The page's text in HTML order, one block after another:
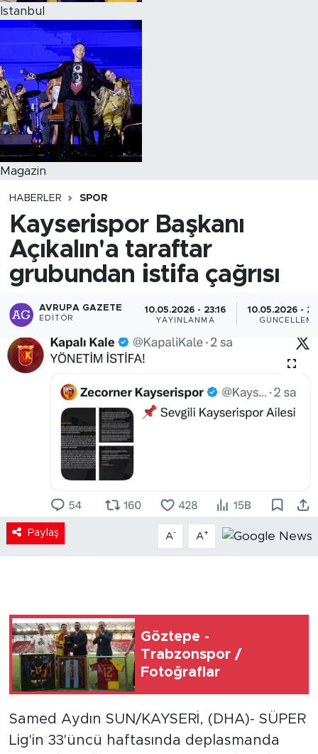
Istanbul
Magazin
HABERLER SPOR
Kayserispor Başkanı
Açıkalın'a taraftar
grubundan istifa çağrısı
AVRUPA GAZETE
EDITÖR
10.05.2026 - 23:16
YAYINLANMA
10.05.2026 -
Paylaş A- A+
Göztepe -
Trabzonspor /
Fotoğraflar
Samed Aydın SUN/KAYSERİ, (DHA)- SÜPER
Lig'in 33'üncü haftasında deplasmanda